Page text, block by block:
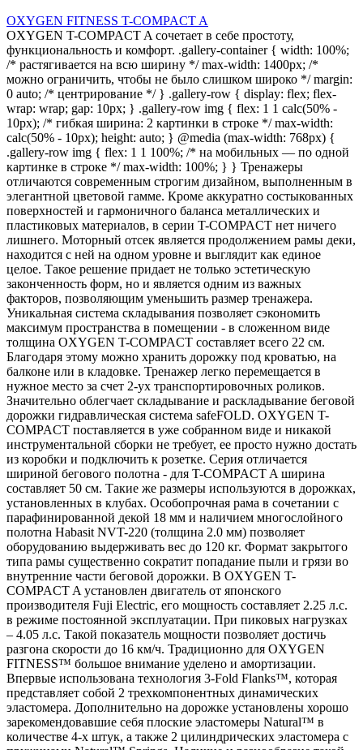
OXYGEN FITNESS T-COMPACT A
OXYGEN T-COMPACT A сочетает в себе простоту,
функциональность и комфорт. .gallery-container { width: 100%;
/* растягивается на всю ширину */ max-width: 1400px; /*
можно ограничить, чтобы не было слишком широко */ margin:
0 auto; /* центрирование */ } .gallery-row { display: flex; flex-
wrap: wrap; gap: 10px; } .gallery-row img { flex: 1 1 calc(50% -
10px); /* гибкая ширина: 2 картинки в строке */ max-width:
calc(50% - 10px); height: auto; } @media (max-width: 768px) {
.gallery-row img { flex: 1 1 100%; /* на мобильных — по одной
картинке в строке */ max-width: 100%; } } Тренажеры
отличаются современным строгим дизайном, выполненным в
элегантной цветовой гамме. Кроме аккуратно состыкованных
поверхностей и гармоничного баланса металлических и
пластиковых материалов, в серии T-COMPACT нет ничего
лишнего. Моторный отсек является продолжением рамы деки,
находится с ней на одном уровне и выглядит как единое
целое. Такое решение придает не только эстетическую
законченность форм, но и является одним из важных
факторов, позволяющим уменьшить размер тренажера.
Уникальная система складывания позволяет сэкономить
максимум пространства в помещении - в сложенном виде
толщина OXYGEN T-COMPACT составляет всего 22 см.
Благодаря этому можно хранить дорожку под кроватью, на
балконе или в кладовке. Тренажер легко перемещается в
нужное место за счет 2-ух транспортировочных роликов.
Значительно облегчает складывание и раскладывание беговой
дорожки гидравлическая система safeFOLD. OXYGEN T-
COMPACT поставляется в уже собранном виде и никакой
инструментальной сборки не требует, ее просто нужно достать
из коробки и подключить к розетке. Серия отличается
шириной бегового полотна - для T-COMPACT A ширина
составляет 50 см. Такие же размеры используются в дорожках,
установленных в клубах. Особопрочная рама в сочетании с
парафинированной декой 18 мм и наличием многослойного
полотна Habasit NVT-220 (толщина 2.0 мм) позволяет
оборудованию выдерживать вес до 120 кг. Формат закрытого
типа рамы существенно сократит попадание пыли и грязи во
внутренние части беговой дорожки. В OXYGEN T-
COMPACT A установлен двигатель от японского
производителя Fuji Electric, его мощность составляет 2.25 л.с.
в режиме постоянной эксплуатации. При пиковых нагрузках
– 4.05 л.с. Такой показатель мощности позволяет достичь
разгона скорости до 16 км/ч. Традиционно для OXYGEN
FITNESS™ большое внимание уделено и амортизации.
Впервые использована технология 3-Fold Flanks™, которая
представляет собой 2 трехкомпонентных динамических
эластомера. Дополнительно на дорожке установлены хорошо
зарекомендовавшие себя плоские эластомеры Natural™ в
количестве 4-х штук, а также 2 цилиндрических эластомера с